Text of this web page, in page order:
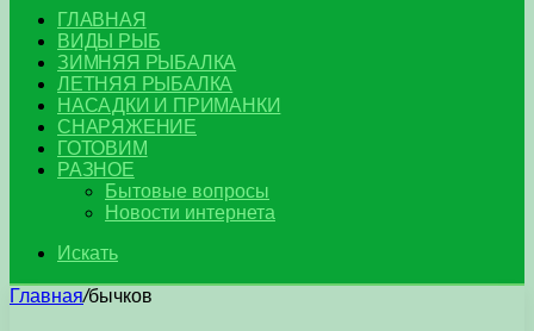
ГЛАВНАЯ
ВИДЫ РЫБ
ЗИМНЯЯ РЫБАЛКА
ЛЕТНЯЯ РЫБАЛКА
НАСАДКИ И ПРИМАНКИ
СНАРЯЖЕНИЕ
ГОТОВИМ
РАЗНОЕ
Бытовые вопросы
Новости интернета
Искать
Главная/бычков